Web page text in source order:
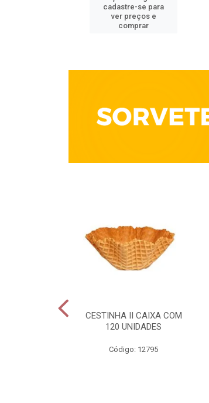
cadastre-se para
ver preços e
comprar
CESTINHA II CAIXA COM
120 UNIDADES
Código: 12795